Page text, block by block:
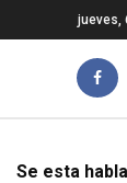
jueves,
Se esta